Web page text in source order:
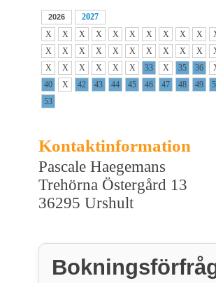
2026
2027
X
X X X X X X X X X
X
X X X X X X X X X
X
X X X X X 33 X 35 36
40
X 42 43 44 45 46 47 48 49
53
Kontaktinformation
Pascale Haegemans
Trehörna Östergård 13
36295 Urshult